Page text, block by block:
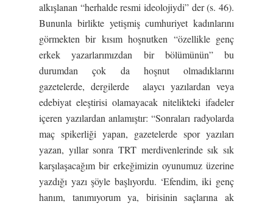
alkışlanan “herhalde resmi ideolojiydi” der (s. 46).
Bununla birlikte yetişmiş cumhuriyet kadınlarını
görmekten bir kısım hoşnutken “özellikle genç
erkek yazarlarımızdan bir bölümünün” bu
durumdan çok da hoşnut olmadıklarını
gazetelerde, dergilerde alaycı yazılardan veya
edebiyat eleştirisi olamayacak nitelikteki ifadeler
içeren yazılardan anlamıştır: “Sonraları radyolarda
maç spikerliği yapan, gazetelerde spor yazıları
yazan, yıllar sonra TRT merdivenlerinde sık sık
karşılaşacağım bir erkeğimizin oyunumuz üzerine
yazdığı yazı şöyle başlıyordu. ‘Efendim, iki genç
hanım, tanımıyorum ya, birisinin saçlarına ak